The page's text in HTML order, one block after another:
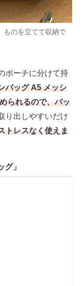
ものを立てて収納で
ポーチに分けて持
バッグ A5 メッシ
られるので、バッ
り出しやすいだけ
トレスなく使えま
」